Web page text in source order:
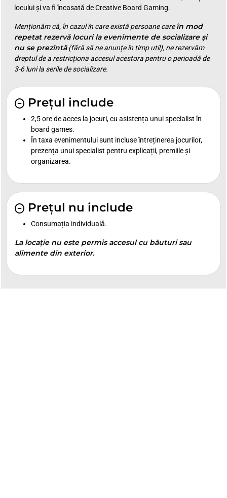
locului și va fi încasată de Creative Board Gaming.
Menționăm că, în cazul în care există persoane careîn mod
repetat rezervă locuri la evenimente de socializare și
nu se prezintă(fără să ne anunțe în timp util), ne rezervăm
dreptul de a restricționa accesul acestora pentru o perioadă de
3-6 luni la serile de socializare.
Prețul include
2,5 ore de acces la jocuri, cu asistența unui specialist în
board games.
În taxa evenimentului sunt incluse întreținerea jocurilor,
prezența unui specialist pentru explicații, premiile și
organizarea.
Prețul nu include
Consumația individuală.
La locație nu este permis accesul cu băuturi sau
alimente din exterior.